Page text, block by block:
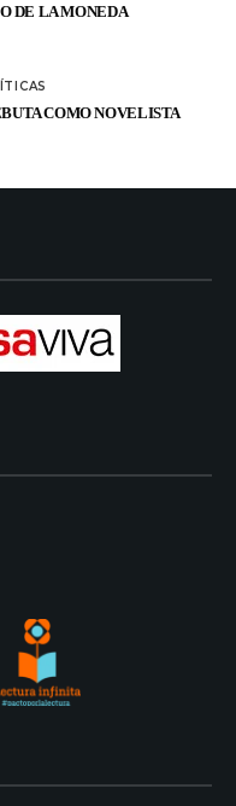
DE LA MONEDA
COMO NOVELISTA